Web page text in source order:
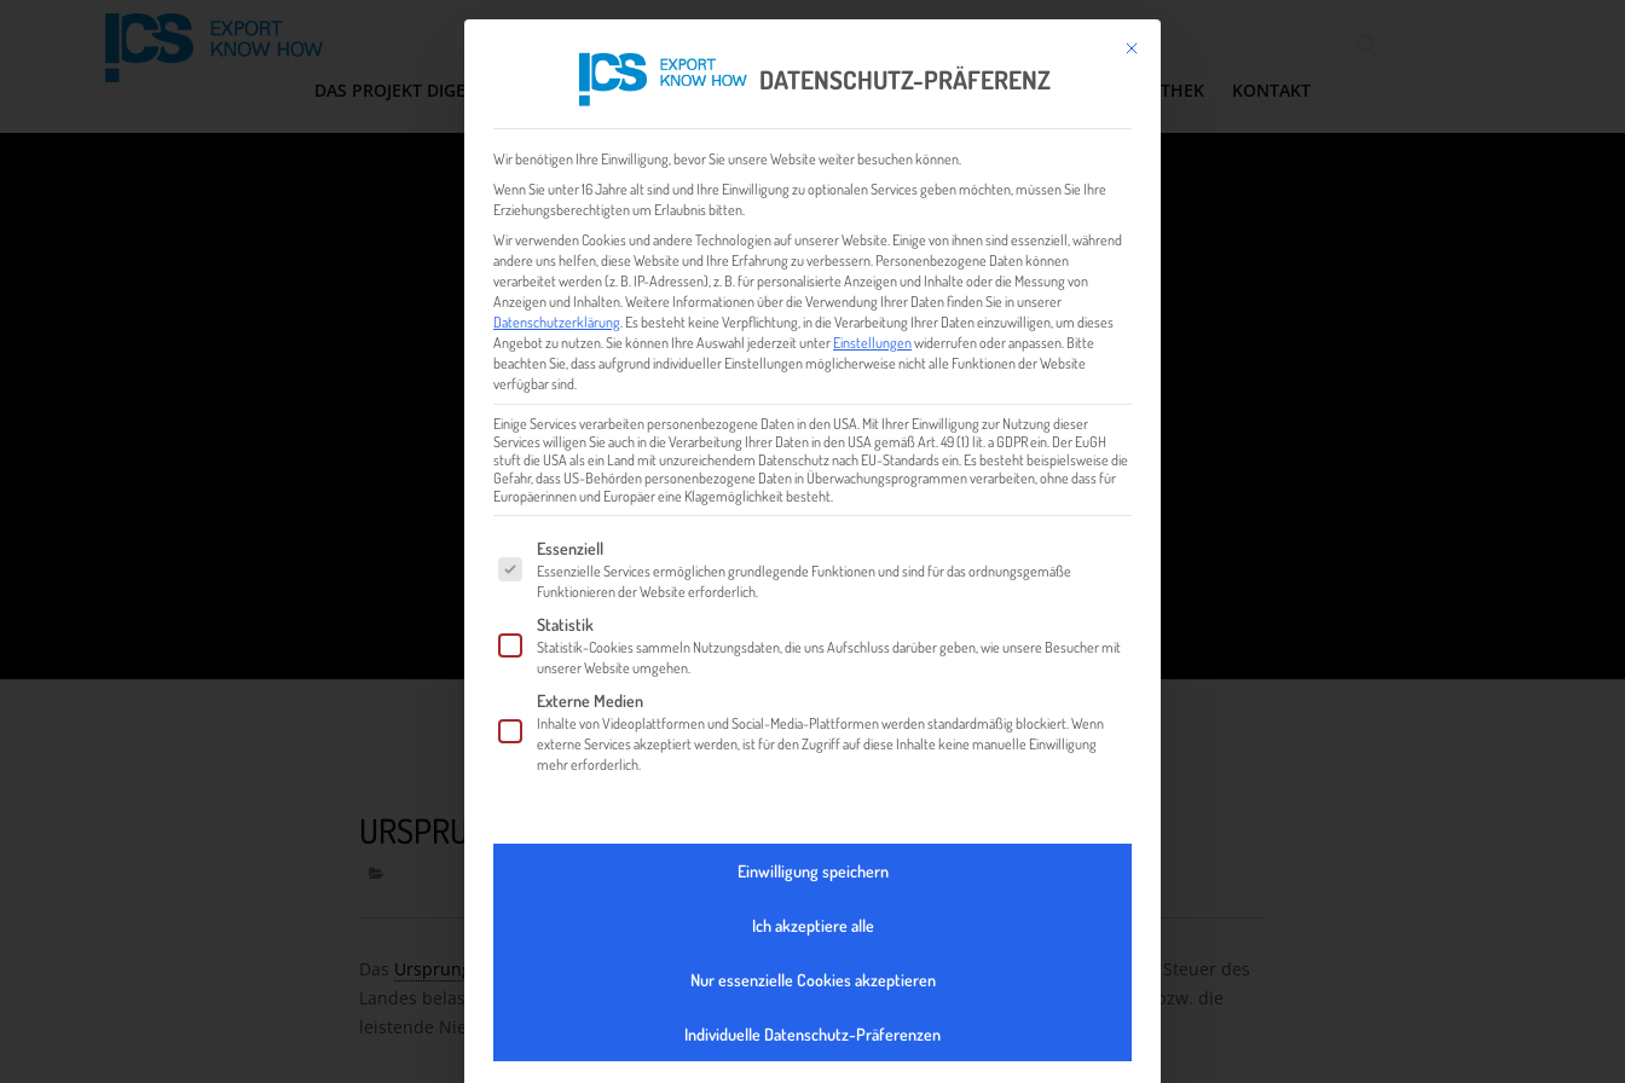
DAS PROJEKT DIGEM FIT CHECK EXPORT BUSINESS PLÄNE EVENTS & NEWS INHALT MEDIATHEK KONTAKT
URSPRUNGSLANDPRINZIP
URSPRUNGSLANDPRINZIP
Das Ursprungslandprinzip
sieht vor, dass die erbrachten grenzüberschreitenden Umsätze mit der Steuer des
Landes belastet werden bzw. belastet bleiben, in dem der leistende Unternehmer seinen Sitz hat bzw. die
leistende Niederlassung sich befindet.
Mit diesem Button wird der Dialog geschlossen. Seine Funktionalität ist identisch mit der
DATENSCHUTZ-PRÄFERENZ
Wir benötigen Ihre Einwilligung, bevor Sie unsere Website weiter besuchen können.
Wenn Sie unter 16 Jahre alt sind und Ihre Einwilligung zu optionalen Services geben möchten, müssen Sie Ihre
Erziehungsberechtigten um Erlaubnis bitten.
Wir verwenden Cookies und andere Technologien auf unserer Website. Einige von ihnen sind essenziell, während
andere uns helfen, diese Website und Ihre Erfahrung zu verbessern. Personenbezogene Daten können
verarbeitet werden (z. B. IP-Adressen), z. B. für personalisierte Anzeigen und Inhalte oder die Messung von
Anzeigen und Inhalten. Weitere Informationen über die Verwendung Ihrer Daten finden Sie in unserer
Datenschutzerklärung Es besteht keine Verpflichtung, in die Verarbeitung Ihrer Daten einzuwilligen, um dieses
Angebot zu nutzen. Sie können Ihre Auswahl jederzeit unterEinstellungenwiderrufen oder anpassen. Bitte
beachten Sie, dass aufgrund individueller Einstellungen möglicherweise nicht alle Funktionen der Website
verfügbar sind.
Einige Services verarbeiten personenbezogene Daten in den USA. Mit Ihrer Einwilligung zur Nutzung dieser
Services willigen Sie auch in die Verarbeitung Ihrer Daten in den USA gemäß Art. 49 (1) lit. a GDPR ein. Der EuGH
stuft die USA als ein Land mit unzureichendem Datenschutz nach EU-Standards ein. Es besteht beispielsweise die
Gefahr, dass US-Behörden personenbezogene Daten in Überwachungsprogrammen verarbeiten, ohne dass für
Europäerinnen und Europäer eine Klagemöglichkeit besteht.
Es folgt eine Liste der Service-Gruppen, für die eine Einwilligung erteilt werden kann. Die erste Service-Gruppe ist essenziell und kann nicht abgewählt
Essenziell
Essenzielle Services ermöglichen grundlegende Funktionen und sind für das ordnungsgemäße
Funktionieren der Website erforderlich.
Statistik
Statistik-Cookies sammeln Nutzungsdaten, die uns Aufschluss darüber geben, wie unsere Besucher mit
unserer Website umgehen.
Externe Medien
Inhalte von Videoplattformen und Social-Media-Plattformen werden standardmäßig blockiert. Wenn
externe Services akzeptiert werden, ist für den Zugriff auf diese Inhalte keine manuelle Einwilligung
mehr erforderlich.
Einwilligung speichern
Ich akzeptiere alle
Nur essenzielle Cookies akzeptieren
Individuelle Datenschutz-Präferenzen